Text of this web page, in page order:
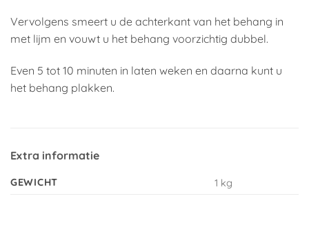
Vervolgens smeert u de achterkant van het behang in
met lijm en vouwt u het behang voorzichtig dubbel.
Even 5 tot 10 minuten in laten weken en daarna kunt u
het behang plakken.
Extra informatie
GEWICHT 1 kg